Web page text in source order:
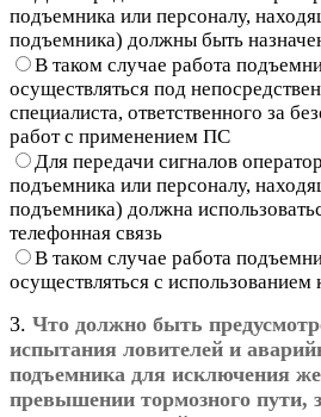
подъемника или персоналу,
подъемника) должны быть
В таком случае работа
осуществляться под
специалиста, ответственного за
работ с применением ПС
Для передачи сигналов
подъемника или персоналу,
подъемника) должна
телефонная связь
В таком случае работа
осуществляться с
3. Что должно быть
испытания ловителей и
подъемника для исключения
превышении тормозного пути,